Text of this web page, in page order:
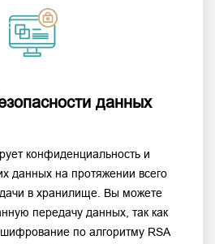
данных
конфиденциальность и
данных на протяжении всего
в хранилище. Вы можете
передачу данных, так как
по алгоритму RSA